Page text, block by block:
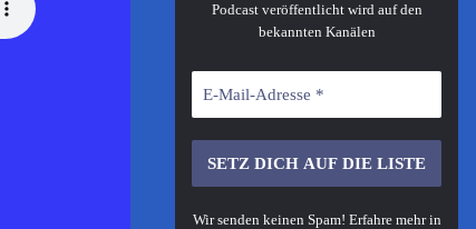
Podcast veröffentlicht wird auf den
bekannten Kanälen
Wir senden keinen Spam! Erfahre mehr in